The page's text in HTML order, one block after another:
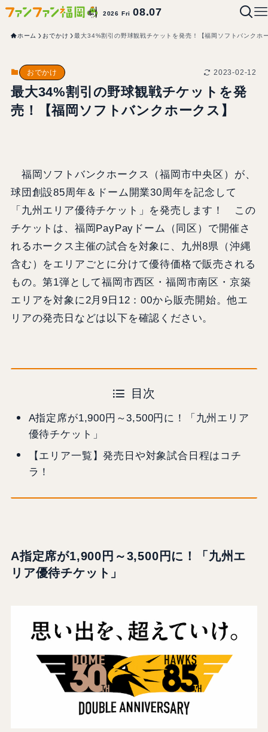
2026 Fri08.07
ホーム おでかけ 最大34%割引の野球観戦チケットを発売！【福岡ソフトバンクホ
おでかけ 2023-02-12
最大34%割引の野球観戦チケットを発
売！【福岡ソフトバンクホークス】
福岡ソフトバンクホークス（福岡市中央区）が、
球団創設85周年＆ドーム開業30周年を記念して
「九州エリア優待チケット」を発売します！ この
チケットは、福岡PayPayドーム（同区）で開催さ
れるホークス主催の試合を対象に、九州8県（沖縄
含む）をエリアごとに分けて優待価格で販売される
もの。第1弾として福岡市西区・福岡市南区・京築
エリアを対象に2月9日12：00から販売開始。他エ
リアの発売日などは以下を確認ください。
目次
A指定席が1,900円～3,500円に！「九州エリア
優待チケット」
【エリア一覧】発売日や対象試合日程はコチ
ラ！
A指定席が1,900円～3,500円に！「九州エ
リア優待チケット」